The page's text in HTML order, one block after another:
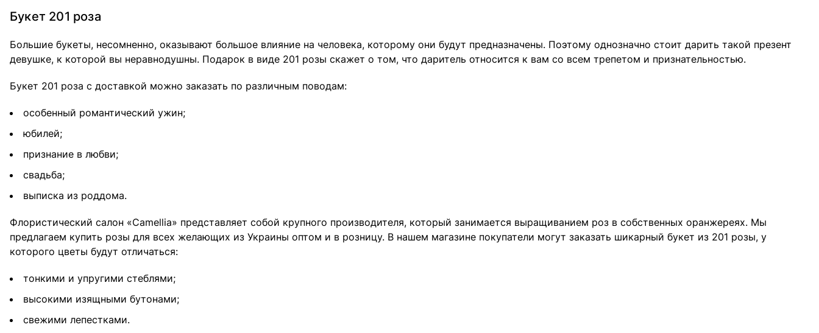
Букет 201 роза
Большие букеты, несомненно, оказывают большое влияние на человека, которому они будут предназначены. Поэтому однозначно стоит дарить такой презент
девушке, к которой вы неравнодушны. Подарок в виде 201 розы скажет о том, что даритель относится к вам со всем трепетом и признательностью.
Букет 201 роза с доставкой можно заказать по различным поводам:
особенный романтический ужин;
юбилей;
признание в любви;
свадьба;
выписка из роддома.
Флористический салон «Camellia» представляет собой крупного производителя, который занимается выращиванием роз в собственных оранжереях. Мы
предлагаем купить розы для всех желающих из Украины оптом и в розницу. В нашем магазине покупатели могут заказать шикарный букет из 201 розы, у
которого цветы будут отличаться:
тонкими и упругими стеблями;
высокими изящными бутонами;
свежими лепестками.